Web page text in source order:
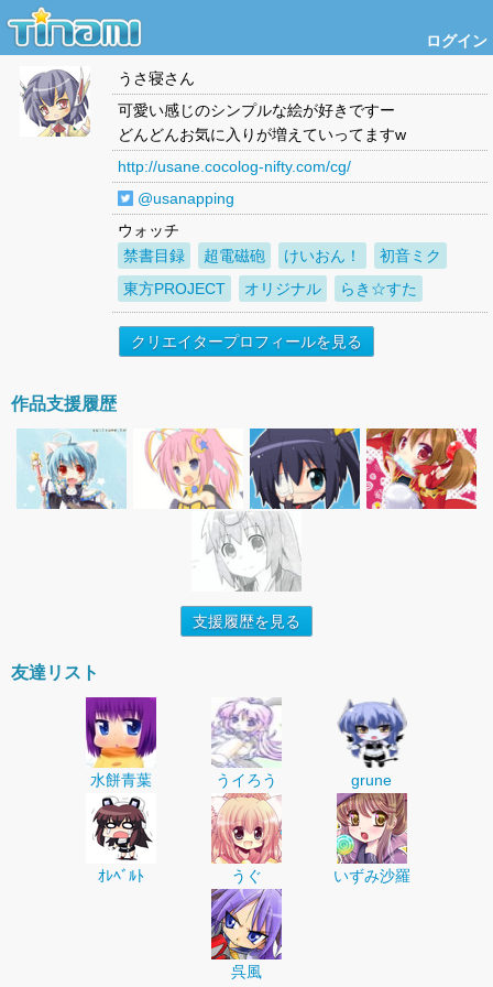
ログイン
うさ寝さん
可愛い感じのシンプルな絵が好きですー
どんどんお気に入りが増えていってますw
http://usane.cocolog-nifty.com/cg/
@usanapping
ウォッチ
禁書目録
超電磁砲 けいおん！
初音ミク
東方PROJECT
オリジナル らき☆すた
クリエイタープロフィールを見る
作品支援履歴
支援履歴を見る
友達リスト
水餅青葉 うイろう grune
ｵﾚﾍﾞﾙﾄ うぐ いずみ沙羅
呉風